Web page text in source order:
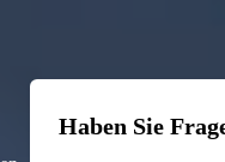
Haben Sie